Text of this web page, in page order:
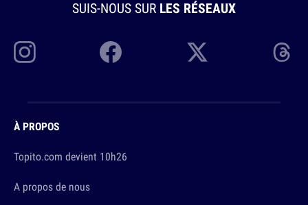
SUIS-NOUS SUR LES RÉSEAUX
À PROPOS
Topito.com devient 10h26
A propos de nous